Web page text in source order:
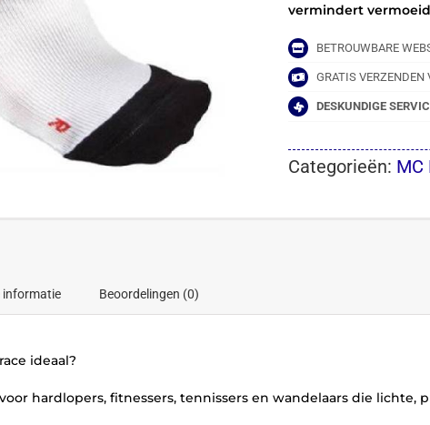
vermindert
BETROUWBARE
GRATIS VERZENDEN
DESKUNDIGE
Categorieën: MC
informatie Beoordelingen (0)
ideaal?
hardlopers, fitnessers, tennissers en wandelaars die